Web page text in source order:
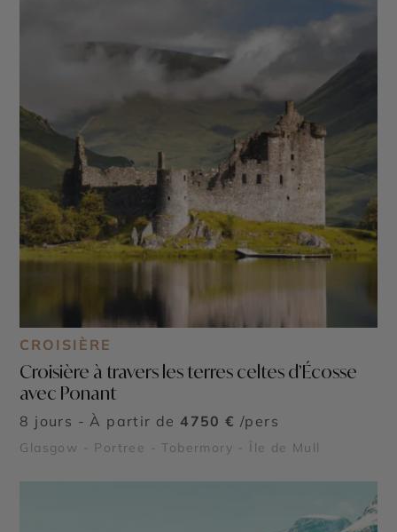
CROISIÈRE
Croisière à travers les terres celtes d’Écosse
avec Ponant
8 jours - À partir de 4750 € /pers
Glasgow - Portree - Tobermory - Île de Mull